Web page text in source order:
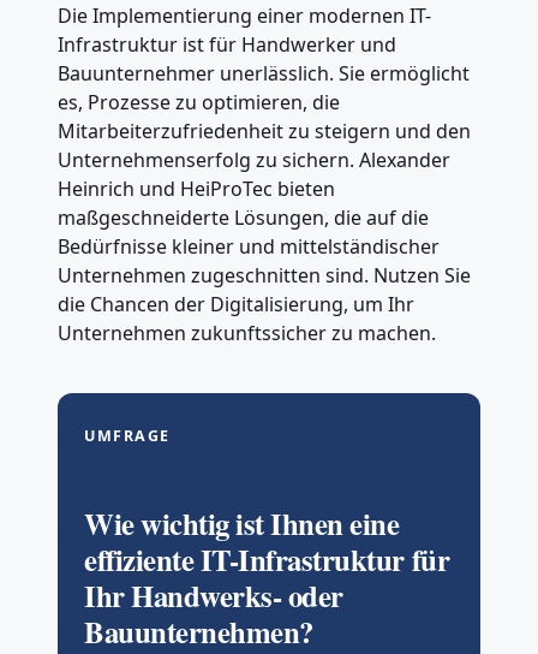
Die Implementierung einer modernen IT-
Infrastruktur ist für Handwerker und
Bauunternehmer unerlässlich. Sie ermöglicht
es, Prozesse zu optimieren, die
Mitarbeiterzufriedenheit zu steigern und den
Unternehmenserfolg zu sichern. Alexander
Heinrich und HeiProTec bieten
maßgeschneiderte Lösungen, die auf die
Bedürfnisse kleiner und mittelständischer
Unternehmen zugeschnitten sind. Nutzen Sie
die Chancen der Digitalisierung, um Ihr
Unternehmen zukunftssicher zu machen.
UMFRAGE
Wie wichtig ist Ihnen eine
effiziente IT-Infrastruktur für
Ihr Handwerks- oder
Bauunternehmen?